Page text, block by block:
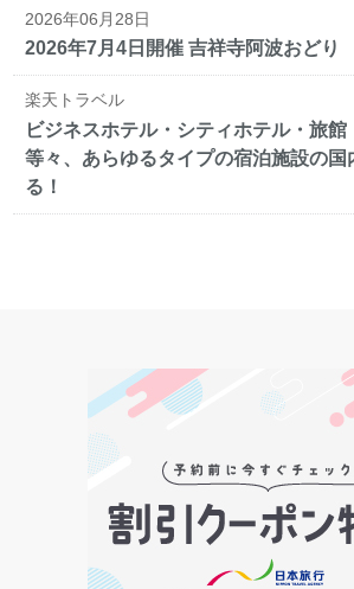
2026年06月28日
2026年7月4日開催 吉祥寺阿波おどり
楽天トラベル
ビジネスホテル・シティホテル・旅館
等々、あらゆるタイプの宿泊施設の国
る！